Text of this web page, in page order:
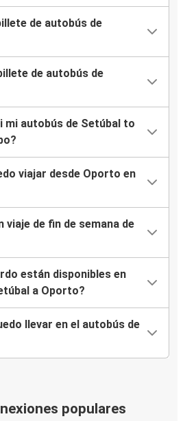
de autobús de
de autobús de
mi autobús de Setúbal to
viajar desde Oporto en
viaje de fin de semana de
están disponibles en
a Oporto?
llevar en el autobús de
populares